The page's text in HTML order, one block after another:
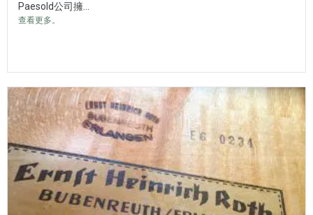
Paesold公司擁...
查看更多。